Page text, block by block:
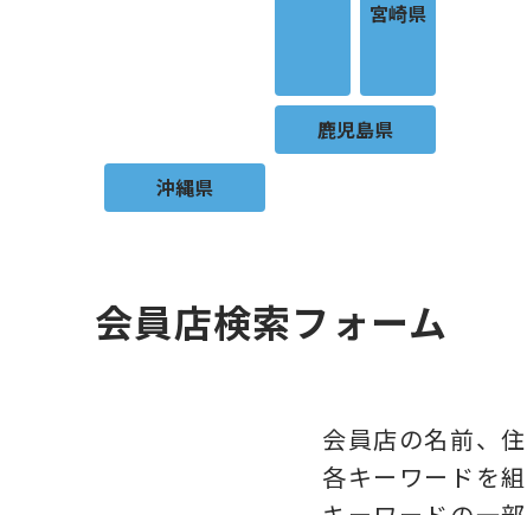
宮崎県
鹿児島県
沖縄県
会員店検索フォーム
会員店の名前、
各キーワードを